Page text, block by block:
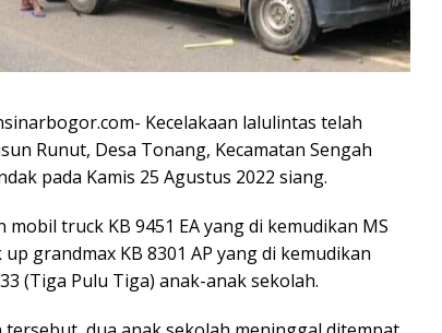
Kecelakaan lalulintas telah
Runut, Desa Tonang, Kecamatan Sengah
pada Kamis 25 Agustus 2022 siang.
mobil truck KB 9451 EA yang di kemudikan MS
grandmax KB 8301 AP yang di kemudikan
(Tiga Pulu Tiga) anak-anak sekolah.